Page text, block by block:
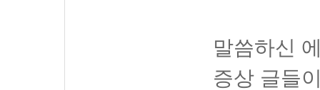
말씀하신
증상 글들